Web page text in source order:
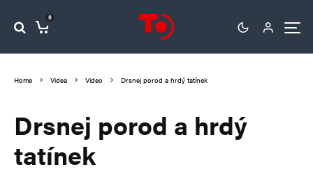
0
Home Videa Video Drsnej porod a hrdý tatínek
Drsnej porod a hrdý
tatínek